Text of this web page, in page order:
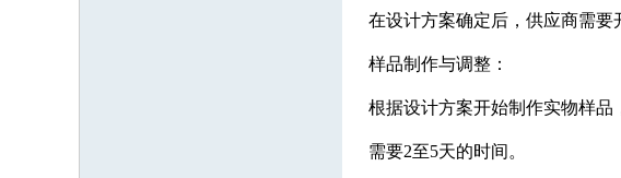
在设计方案确定后，供应商需要
样品制作与调整：
根据设计方案开始制作实物样
需要2至5天的时间。